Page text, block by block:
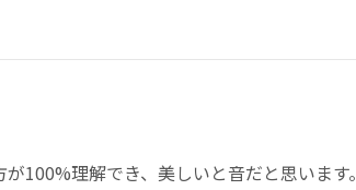
100%理解でき、美しいと音だと思います。